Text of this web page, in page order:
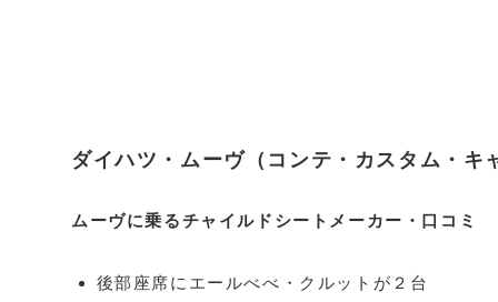
ダイハツ・ムーヴ（コンテ・カスタム・キ
ムーヴに乗るチャイルドシートメーカー・口コミ
後部座席にエールべべ・クルットが２台